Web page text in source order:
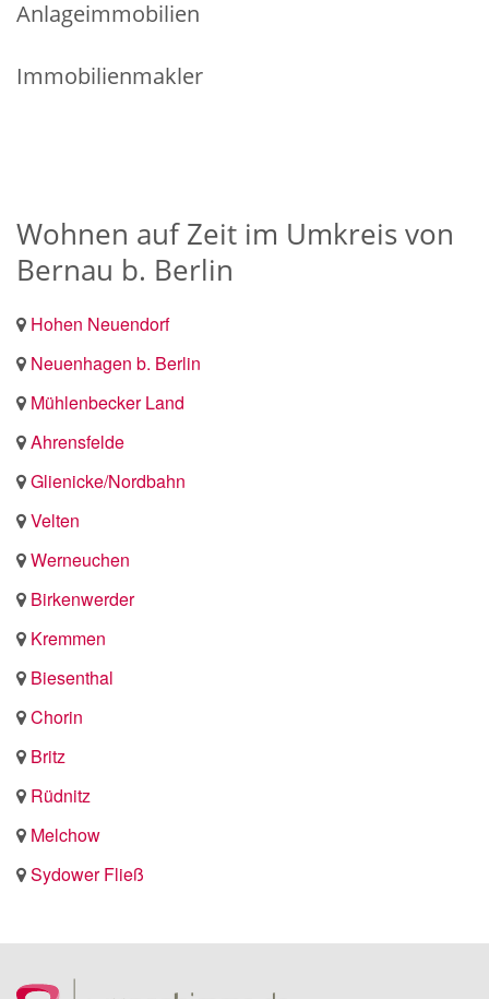
Anlageimmobilien
Immobilienmakler
Wohnen auf Zeit im Umkreis von
Bernau b. Berlin
Hohen Neuendorf
Neuenhagen b. Berlin
Mühlenbecker Land
Ahrensfelde
Glienicke/Nordbahn
Velten
Werneuchen
Birkenwerder
Kremmen
Biesenthal
Chorin
Britz
Rüdnitz
Melchow
Sydower Fließ